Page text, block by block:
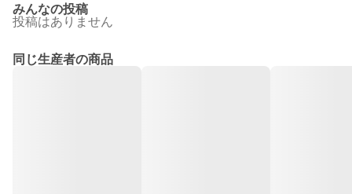
みんなの投稿
投稿はありません
同じ生産者の商品